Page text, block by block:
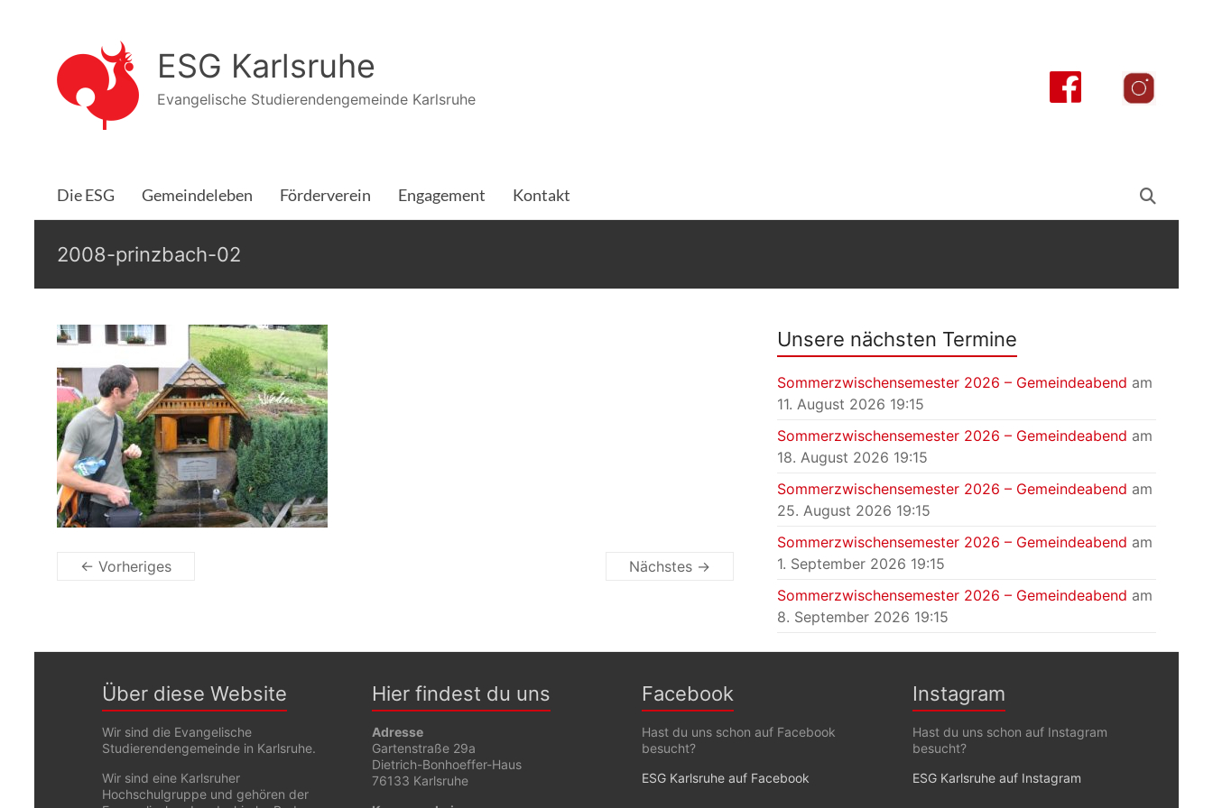
Inhalt
springen
ESG Karlsruhe
Evangelische Studierendengemeinde Karlsruhe
Die ESG Gemeindeleben Förderverein Engagement Kontakt
2008-prinzbach-02
← Vorheriges Nächstes →
Unsere nächsten Termine
Sommerzwischensemester 2026 – Gemeindeabend am
11. August 2026 19:15
Sommerzwischensemester 2026 – Gemeindeabend am
18. August 2026 19:15
Sommerzwischensemester 2026 – Gemeindeabend am
25. August 2026 19:15
Sommerzwischensemester 2026 – Gemeindeabend am
1. September 2026 19:15
Sommerzwischensemester 2026 – Gemeindeabend am
8. September 2026 19:15
Über diese Website
Wir sind die Evangelische
Studierendengemeinde in Karlsruhe.
Wir sind eine Karlsruher
Hochschulgruppe und gehören der
Hier findest du uns
Adresse
Gartenstraße 29a
Dietrich-Bonhoeffer-Haus
76133 Karlsruhe
Facebook
Hast du uns schon auf Facebook
besucht?
ESG Karlsruhe auf Facebook
Instagram
Hast du uns schon auf Instagram
besucht?
ESG Karlsruhe auf Instagram